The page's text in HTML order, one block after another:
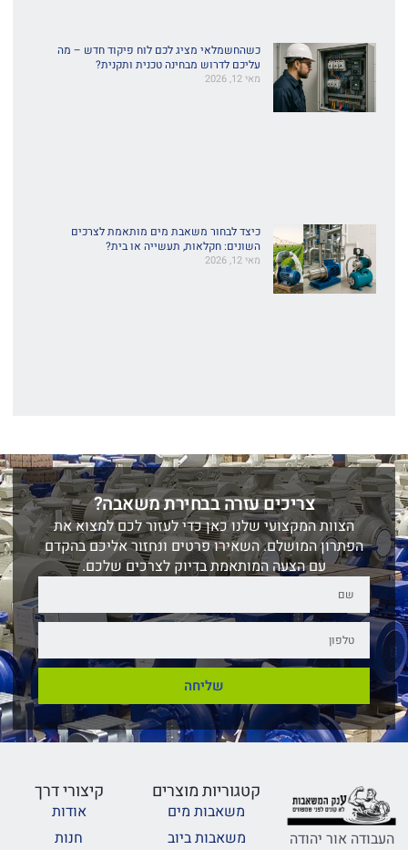
כשהחשמלאי מציג לכם לוח פיקוד חדש – מה
עליכם לדרוש מבחינה טכנית ותקנית?
מאי 12, 2026
כיצד לבחור משאבת מים מותאמת לצרכים
השונים: חקלאות, תעשייה או בית?
מאי 12, 2026
צריכים עזרה בבחירת משאבה?
הצוות המקצועי שלנו כאן כדי לעזור לכם למצוא את
הפתרון המושלם. השאירו פרטים ונחזור אליכם בהקדם
עם הצעה המותאמת בדיוק לצרכים שלכם.
שליחה
העבודה אור יהודה
קטגוריות מוצרים
משאבות מים
משאבות ביוב
קיצורי דרך
אודות
חנות